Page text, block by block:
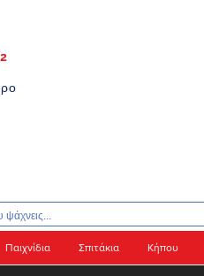
Παιχνίδια Σπιτάκια Κήπου